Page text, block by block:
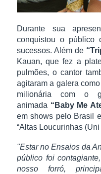
Durante sua
conquistou o público
sucessos. Além de
Kauan, que fez a
pulmões, o cantor
agitaram a galera como
milionária com o
animada “Baby Me
em shows pelo Brasil
“Altas Loucurinhas (Uni
"Estar no Ensaios da
público foi
nosso forró,